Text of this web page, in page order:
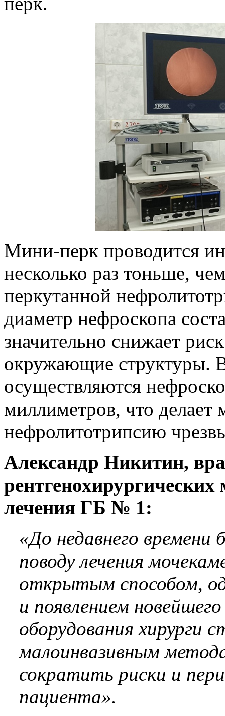
Мини-перк проводится
несколько раз тоньше,
перкутанной
диаметр нефроскопа
значительно снижает
окружающие структуры.
осуществляются
миллиметров, что
нефролитотрипсию
Александр Никитин,
лечения ГБ № 1:
«До недавнего времени
поводу лечения
открытым способом,
и появлением
оборудования хирурги
малоинвазивным
сократить риски и
пациента».